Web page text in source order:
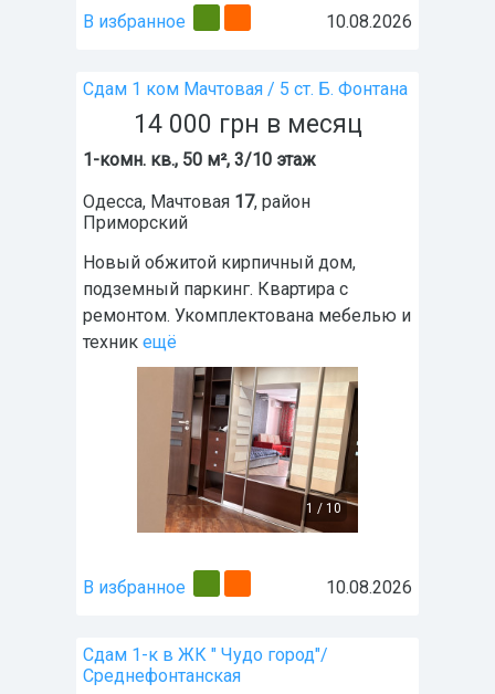
В избранное 10.08.2026
Сдам 1 ком Мачтовая / 5 ст. Б. Фонтана
14 000 грн в месяц
1-комн. кв., 50 м², 3/10 этаж
Одесса, Мачтовая 17, район
Приморский
Новый обжитой кирпичный дом,
подземный паркинг. Квартира с
ремонтом. Укомплектована мебелью и
техник ещё
1 / 10
В избранное 10.08.2026
Сдам 1-к в ЖК " Чудо город"/
Среднефонтанская